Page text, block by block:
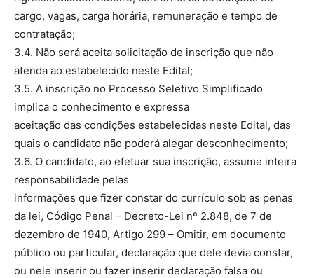
cargo, vagas, carga horária, remuneração e tempo de
contratação;
3.4. Não será aceita solicitação de inscrição que não
atenda ao estabelecido neste Edital;
3.5. A inscrição no Processo Seletivo Simplificado
implica o conhecimento e expressa
aceitação das condições estabelecidas neste Edital, das
quais o candidato não poderá alegar desconhecimento;
3.6. O candidato, ao efetuar sua inscrição, assume inteira
responsabilidade pelas
informações que fizer constar do currículo sob as penas
da lei, Código Penal – Decreto-Lei nº 2.848, de 7 de
dezembro de 1940, Artigo 299 – Omitir, em documento
público ou particular, declaração que dele devia constar,
ou nele inserir ou fazer inserir declaração falsa ou